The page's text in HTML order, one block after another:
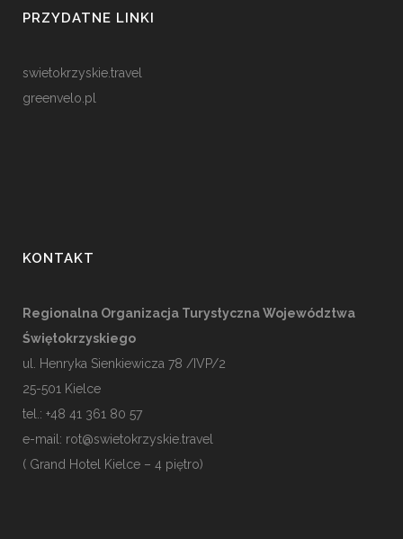
PRZYDATNE LINKI
swietokrzyskie.travel
greenvelo.pl
KONTAKT
Regionalna Organizacja Turystyczna Województwa
Świętokrzyskiego
ul. Henryka Sienkiewicza 78 /IVP/2
25-501 Kielce
tel.: +48 41 361 80 57
e-mail: rot@swietokrzyskie.travel
( Grand Hotel Kielce – 4 piętro)